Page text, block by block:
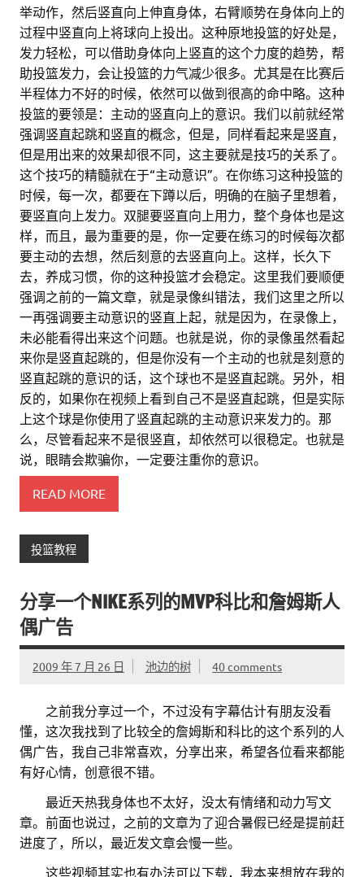
举动作，然后竖直向上伸直身体，右臂顺势在身体向上的
过程中竖直向上将球向上投出。这种原地投篮的好处是，
发力轻松，可以借助身体向上竖直的这个力度的趋势，帮
助投篮发力，会让投篮的力气减少很多。尤其是在比赛后
半程体力不好的时候，依然可以做到很高的命中略。这种
投篮的要领是：主动的竖直向上的意识。我们以前就经常
强调竖直起跳和竖直的概念，但是，同样看起来是竖直，
但是用出来的效果却很不同，这主要就是技巧的关系了。
这个技巧的精髓就在于“主动意识”。在你练习这种投篮的
时候，每一次，都要在下蹲以后，明确的在脑子里想着，
要竖直向上发力。双腿要竖直向上用力，整个身体也是这
样，而且，最为重要的是，你一定要在练习的时候每次都
要主动的去想，然后刻意的去竖直向上。这样，长久下
去，养成习惯，你的这种投篮才会稳定。这里我们要顺便
强调之前的一篇文章，就是录像纠错法，我们这里之所以
一再强调要主动意识的竖直上起，就是因为，在录像上，
未必能看得出来这个问题。也就是说，你的录像虽然看起
来你是竖直起跳的，但是你没有一个主动的也就是刻意的
竖直起跳的意识的话，这个球也不是竖直起跳。另外，相
反的，如果你在视频上看到自己不是竖直起跳，但是实际
上这个球是你使用了竖直起跳的主动意识来发力的。那
么，尽管看起来不是很竖直，却依然可以很稳定。也就是
说，眼睛会欺骗你，一定要注重你的意识。
READ MORE
投篮教程
分享一个NIKE系列的MVP科比和詹姆斯人
偶广告
2009 年 7 月 26 日 池边的树 40 comments
之前我分享过一个，不过没有字幕估计有朋友没看
懂，这次我找到了比较全的詹姆斯和科比的这个系列的人
偶广告，我自己非常喜欢，分享出来，希望各位看来都能
有好心情，创意很不错。
最近天热我身体也不太好，没太有情绪和动力写文
章。前面也说过，之前的文章为了迎合暑假已经是提前赶
进度了，所以，最近发文章会慢一些。
这些视频其实也有办法可以下载，我本来想放在我的